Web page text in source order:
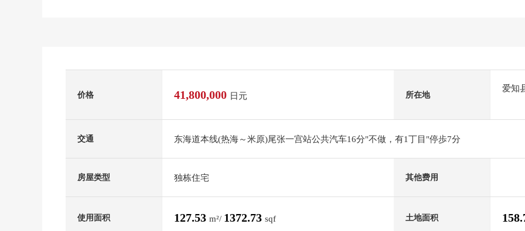
价格 41,800,000 日元 所在地
爱知
交通 东海道本线(热海～米原)尾张一宫站公共汽车16分"不做，有1丁目"停歩7分
房屋类型 独栋住宅 其他费用
使用面积 127.53 m²/ 1372.73 sqf 土地面积